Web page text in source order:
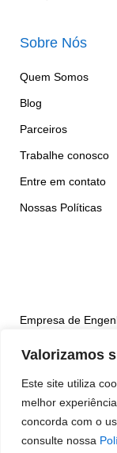
Valorizamos
Este site utiliza
melhor
concorda com o
consulte nossa
Sobre Nós
Quem Somos
Blog
Parceiros
Trabalhe conosco
Entre em contato
Nossas Políticas
Empresa de
para aplicações
Olá!